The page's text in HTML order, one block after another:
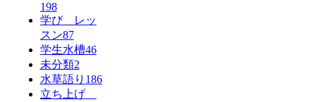
198
学び レッ
スン87
学生水槽46
未分類2
水草語り 186
立ち上げ